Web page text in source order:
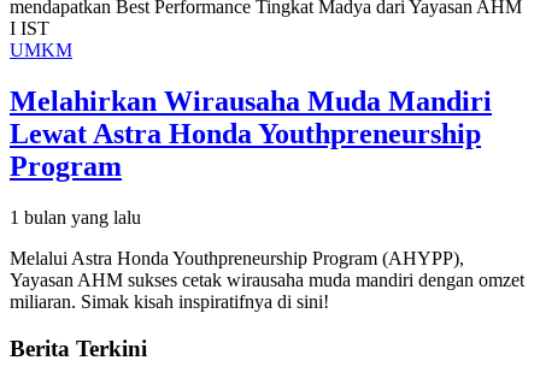
UMKM
Melahirkan Wirausaha Muda Mandiri
Lewat Astra Honda Youthpreneurship
Program
1 bulan yang lalu
Melalui Astra Honda Youthpreneurship Program (AHYPP),
Yayasan AHM sukses cetak wirausaha muda mandiri dengan omzet
miliaran. Simak kisah inspiratifnya di sini!
Berita Terkini